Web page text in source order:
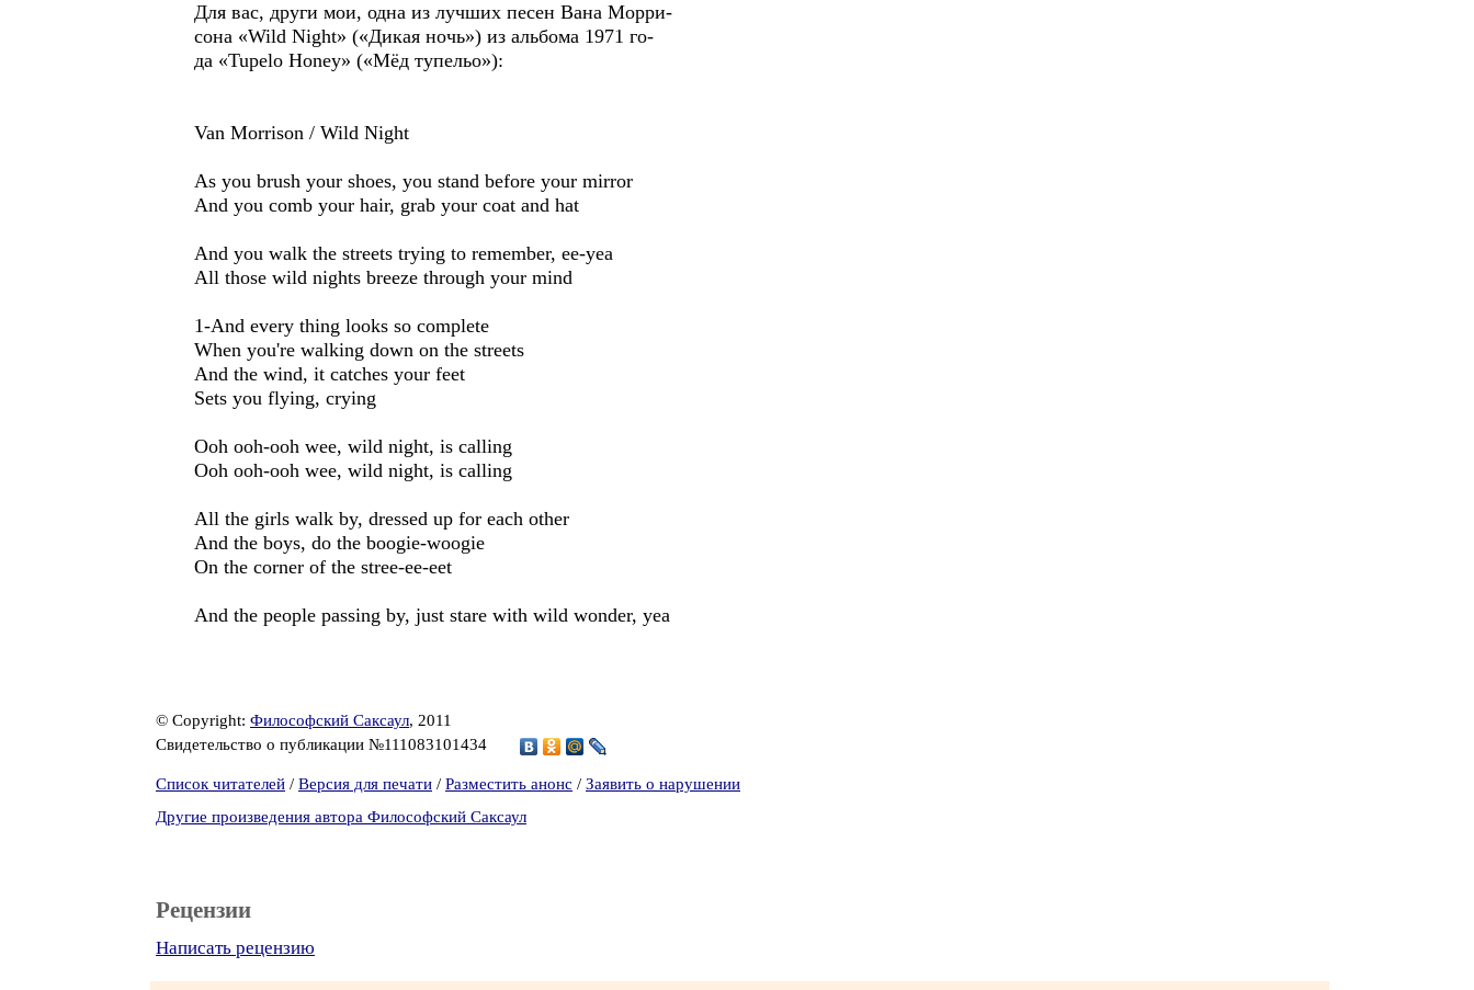
Для вас, други мои, одна из лучших песен Вана Морри-
сона «Wild Night» («Дикая ночь») из альбома 1971 го-
да «Tupelo Honey» («Мёд тупельо»):
Van Morrison / Wild Night
As you brush your shoes, you stand before your mirror
And you comb your hair, grab your coat and hat
And you walk the streets trying to remember, ee-yea
All those wild nights breeze through your mind
1-And every thing looks so complete
When you're walking down on the streets
And the wind, it catches your feet
Sets you flying, crying
Ooh ooh-ooh wee, wild night, is calling
Ooh ooh-ooh wee, wild night, is calling
All the girls walk by, dressed up for each other
And the boys, do the boogie-woogie
On the corner of the stree-ee-eet
And the people passing by, just stare with wild wonder, yea
© Copyright: Философский Саксаул, 2011
Свидетельство о публикации №111083101434
Список читателей / Версия для печати / Разместить анонс / Заявить о нарушении
Другие произведения автора Философский Саксаул
Рецензии
Написать рецензию